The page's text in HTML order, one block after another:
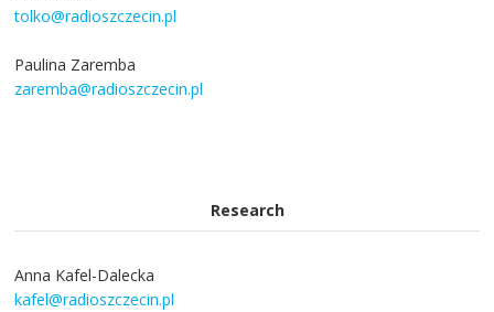
tolko@radioszczecin.pl
Paulina Zaremba
zaremba@radioszczecin.pl
Research
Anna Kafel-Dalecka
kafel@radioszczecin.pl